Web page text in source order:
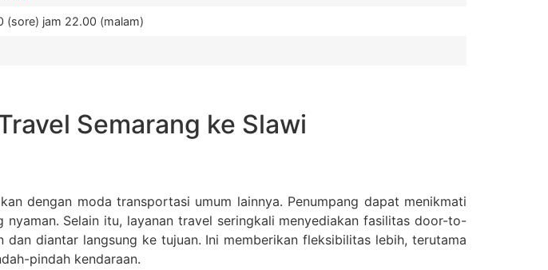
(sore) jam 22.00 (malam)
Semarang ke Slawi
dengan moda transportasi umum lainnya. Penumpang dapat menikmati
Selain itu, layanan travel seringkali menyediakan fasilitas door-to-
diantar langsung ke tujuan. Ini memberikan fleksibilitas lebih, terutama
pindah kendaraan.